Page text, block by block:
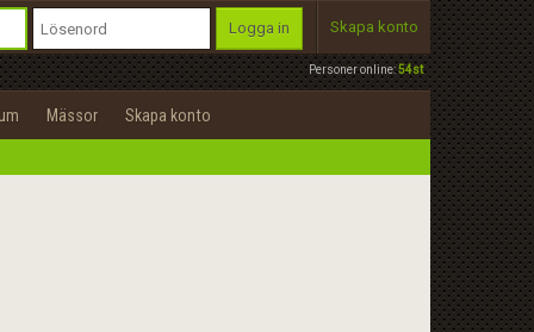
Personer online:54st
Logga in Skapa konto
Mässor Skapa konto